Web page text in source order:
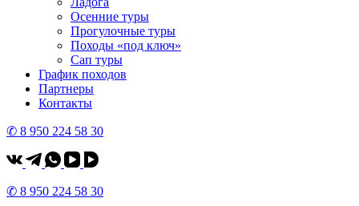
Осенние туры
Прогулочные туры
Походы «под ключ»
Сап туры
График походов
Партнеры
Контакты
✆ 8 950 224 58 30
✆ 8 950 224 58 30